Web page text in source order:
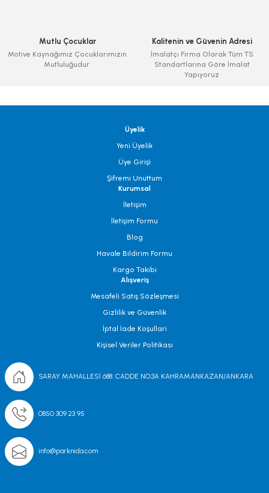
Mutlu Çocuklar
Motive Kaynağımız Çocuklarımızın
Mutluluğudur.
Kalitenin ve Güvenin Adresi
İmalatçı Firma Olarak Tüm TS
Standartlarına Göre İmalat
Yapıyoruz
Üyelik
Yeni Üyelik
Üye Girişi
Şifremi Unuttum
Kurumsal
İletişim
İletişim Formu
Blog
Havale Bildirim Formu
Kargo Takibi
Alışveriş
Mesafeli Satış Sözleşmesi
Gizlilik ve Güvenlik
İptal İade Koşullari
Kişisel Veriler Politikası
SARAY MAHALLESİ 688. CADDE NO;3A KAHRAMANKAZAN/ANKARA
0850 309 23 95
info@parknida.com